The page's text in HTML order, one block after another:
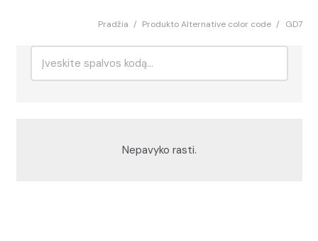
Pradžia / Produkto Alternative color code / GD7
Nepavyko rasti.